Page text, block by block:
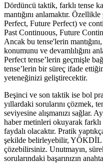
Dördüncü taktik, farklı tense
mantığını anlamaktır.
Perfect, Future Perfect) ve
Past Continuous, Future
Ancak bu tense'lerin
konumunu ve devamlılığını
Perfect tense’lerin geçmişle
tense’lerin bir süreç ifade
yeteneğinizi geliştirecektir.
Beşinci ve son taktik ise bol
yıllardaki sorularını çözmek,
seviyesine alışmanızı sağlar.
haber metinleri okuyarak farklı
faydalı olacaktır. Pratik
şekilde belirleyebilir, YÖKDİL
çözebilirsiniz. Unutmayın,
sorularındaki başarınızın